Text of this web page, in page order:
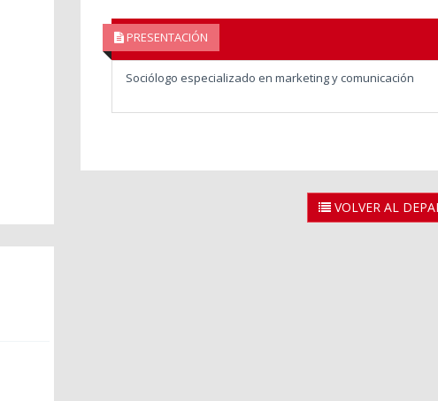
PRESENTACIÓN
Sociólogo especializado en marketing y comunicación
VOLVER AL